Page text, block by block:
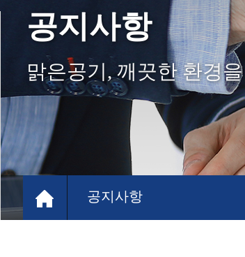
공지사항
맑은공기, 깨끗한 환경
공지사항